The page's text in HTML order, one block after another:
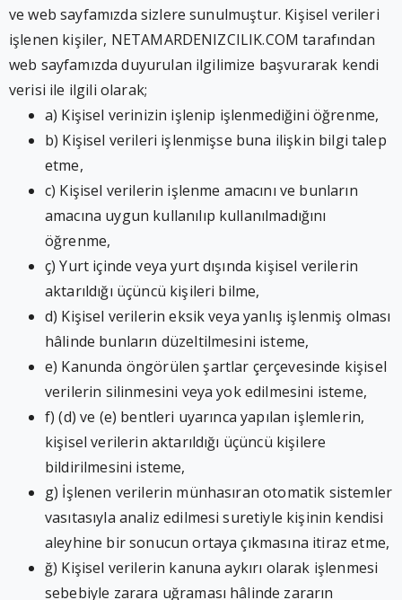
ve web sayfamızda sizlere sunulmuştur. Kişisel verileri
işlenen kişiler, NETAMARDENIZCILIK.COM tarafından
web sayfamızda duyurulan ilgilimize başvurarak kendi
verisi ile ilgili olarak;
a) Kişisel verinizin işlenip işlenmediğini öğrenme,
b) Kişisel verileri işlenmişse buna ilişkin bilgi talep
etme,
c) Kişisel verilerin işlenme amacını ve bunların
amacına uygun kullanılıp kullanılmadığını
öğrenme,
ç) Yurt içinde veya yurt dışında kişisel verilerin
aktarıldığı üçüncü kişileri bilme,
d) Kişisel verilerin eksik veya yanlış işlenmiş olması
hâlinde bunların düzeltilmesini isteme,
e) Kanunda öngörülen şartlar çerçevesinde kişisel
verilerin silinmesini veya yok edilmesini isteme,
f) (d) ve (e) bentleri uyarınca yapılan işlemlerin,
kişisel verilerin aktarıldığı üçüncü kişilere
bildirilmesini isteme,
g) İşlenen verilerin münhasıran otomatik sistemler
vasıtasıyla analiz edilmesi suretiyle kişinin kendisi
aleyhine bir sonucun ortaya çıkmasına itiraz etme,
ğ) Kişisel verilerin kanuna aykırı olarak işlenmesi
sebebiyle zarara uğraması hâlinde zararın